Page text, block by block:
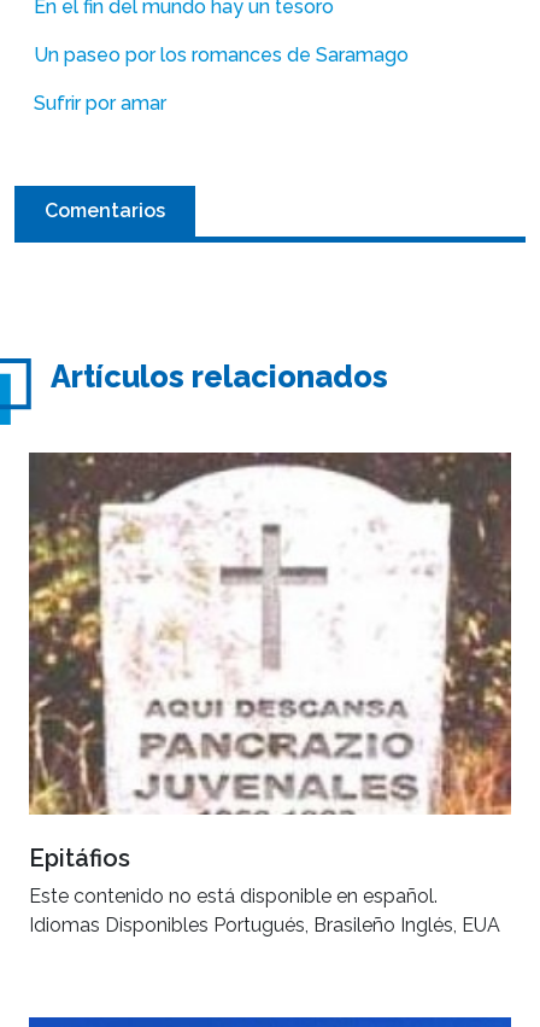
En el fin del mundo hay un tesoro
Un paseo por los romances de Saramago
Sufrir por amar
Comentarios
Artículos relacionados
Epitáfios
Este contenido no está disponible en español.
Idiomas Disponibles Portugués, Brasileño Inglés, EUA